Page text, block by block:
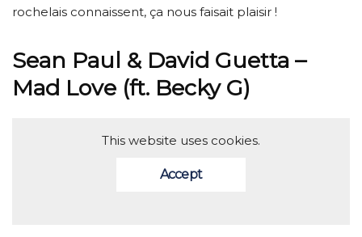
rochelais connaissent, ça nous faisait plaisir !
Sean Paul & David Guetta –
Mad Love (ft. Becky G)
This website uses cookies.
Accept